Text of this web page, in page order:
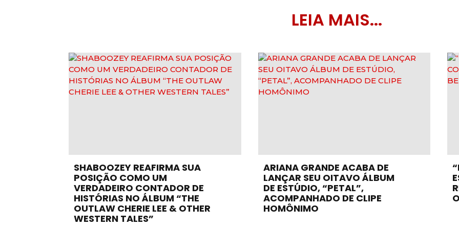
LEIA MAIS...
SHABOOZEY REAFIRMA SUA
POSIÇÃO COMO UM
VERDADEIRO CONTADOR DE
HISTÓRIAS NO ÁLBUM “THE
OUTLAW CHERIE LEE & OTHER
WESTERN TALES”
ARIANA GRANDE ACABA DE
LANÇAR SEU OITAVO ÁLBUM
DE ESTÚDIO, “PETAL”,
ACOMPANHADO DE CLIPE
HOMÔNIMO